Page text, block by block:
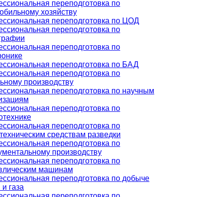
переподготовка по
хозяйству
переподготовка по ЦОД
переподготовка по
переподготовка по
переподготовка по БАД
переподготовка по
производству
переподготовка по научным
переподготовка по
переподготовка по
средствам разведки
переподготовка по
производству
переподготовка по
машинам
переподготовка по добыче
газа